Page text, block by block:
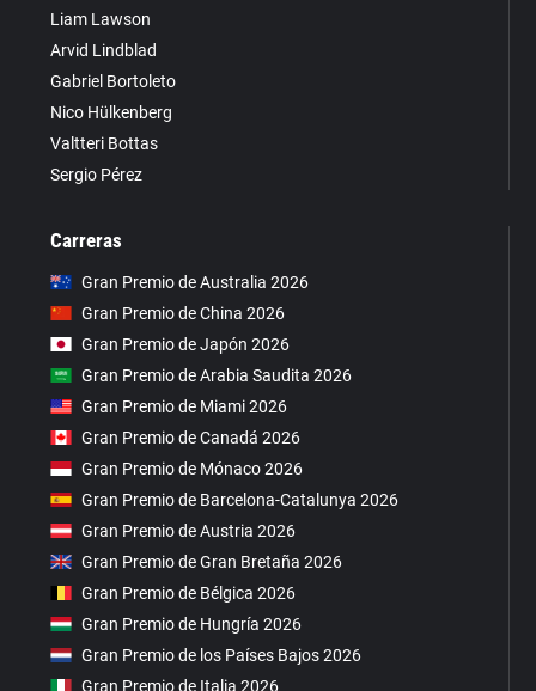
Liam Lawson
Arvid Lindblad
Gabriel Bortoleto
Nico Hülkenberg
Valtteri Bottas
Sergio Pérez
Carreras
Gran Premio de Australia 2026
Gran Premio de China 2026
Gran Premio de Japón 2026
Gran Premio de Arabia Saudita 2026
Gran Premio de Miami 2026
Gran Premio de Canadá 2026
Gran Premio de Mónaco 2026
Gran Premio de Barcelona-Catalunya 2026
Gran Premio de Austria 2026
Gran Premio de Gran Bretaña 2026
Gran Premio de Bélgica 2026
Gran Premio de Hungría 2026
Gran Premio de los Países Bajos 2026
Gran Premio de Italia 2026